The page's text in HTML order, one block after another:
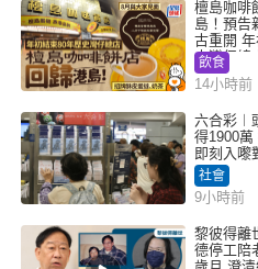
檀島咖啡
島！預告
古重開
史灣仔總
飲食
14小時前
六合彩︱
得1900萬 攪珠結果出爐
即刻入嚟
社會
9小時前
黎彼得離
德停工陪